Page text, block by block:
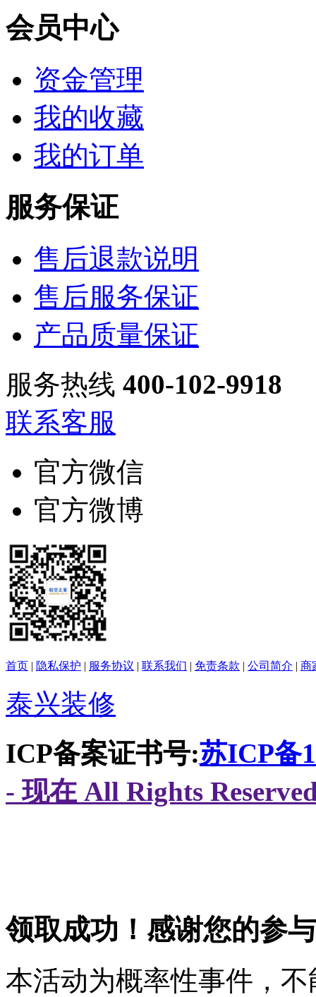
会员中心
资金管理
我的收藏
我的订单
服务保证
售后退款说明
售后服务保证
产品质量保证
服务热线 400-102-9918
联系客服
官方微信
官方微博
首页 | 隐私保护 | 服务协议 | 联系我们 | 免责条款 | 公司简介 | 商
泰兴装修
ICP备案证书号:苏ICP备
- 现在 All Rights
领取成功！感谢您的参
本活动为概率性事件，